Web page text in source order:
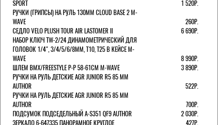
SPORT
1 520Р.
РУЧКИ (ГРИПСЫ) НА РУЛЬ 130ММ CLOUD BASE 2 M-
WAVE
260Р.
СЕДЛО VELO PLUSH TOUR AIR LASTOMER II
6 690Р.
НАБОР КЛЮЧ TW-2/24 ДИНАМОМЕТРИЧЕСКИЙ ДЛЯ
ГОЛОВОК 1/4", 3/4/5/6/8ММ, T10, T25 В КЕЙСЕ M-
WAVE
8 990Р.
ШЛЕМ ВМХ/FREESTYLE Р-Р 58-61СМ M-WAVE
3 890Р.
РУЧКИ НА РУЛЬ ДЕТСКИЕ AGR JUNIOR R5 85 ММ
AUTHOR
522Р.
РУЧКИ НА РУЛЬ ДЕТСКИЕ AGR JUNIOR R5 85 ММ
AUTHOR
700Р.
ПОДСУМОК ПОДСЕДЕЛЬНЫЙ A-S351 QF9 AUTHOR
2 030Р.
ЗЕРКАЛО 6-647335 ПАНОРАМНОЕ КРУГЛОЕ
427Р.